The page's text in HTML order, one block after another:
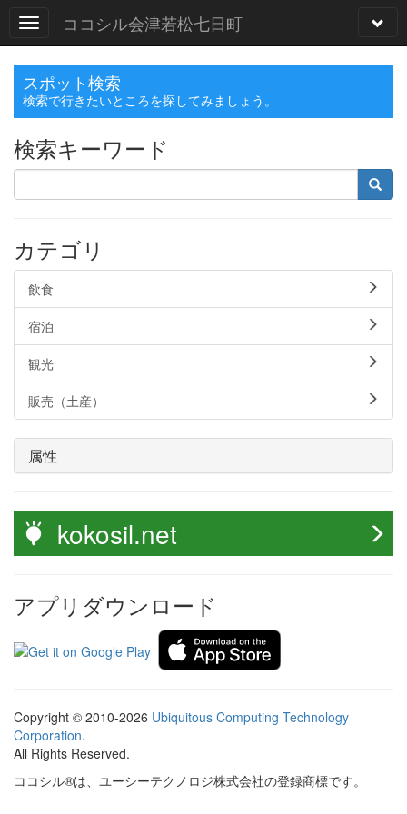
ココシル会津若松七日町
スポット検索
検索で行きたいところを探してみましょう。
検索キーワード
カテゴリ
飲食
宿泊
観光
販売（土産）
属性
kokosil.net
アプリダウンロード
Copyright © 2010-2026 Ubiquitous Computing Technology
Corporation.
All Rights Reserved.
ココシル®は、ユーシーテクノロジ株式会社の登録商標です。